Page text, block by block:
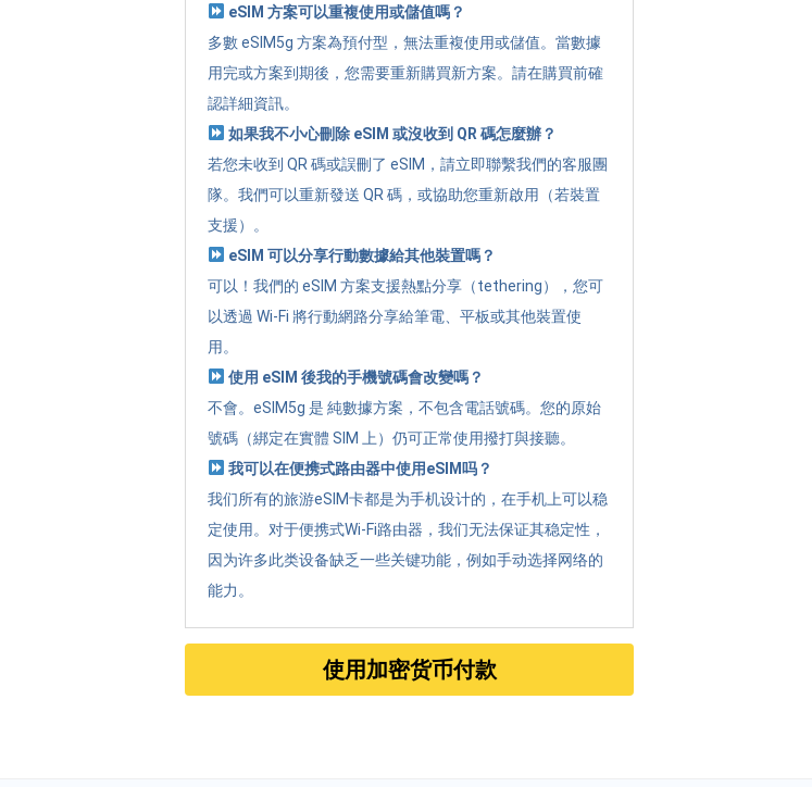
eSIM 方案可以重複使用或儲值嗎？
多數 eSIM5g 方案為預付型，無法重複使用或儲值。當數據
用完或方案到期後，您需要重新購買新方案。請在購買前確
認詳細資訊。
如果我不小心刪除 eSIM 或沒收到 QR 碼怎麼辦？
若您未收到 QR 碼或誤刪了 eSIM，請立即聯繫我們的客服團
隊。我們可以重新發送 QR 碼，或協助您重新啟用（若裝置
支援）。
eSIM 可以分享行動數據給其他裝置嗎？
可以！我們的 eSIM 方案支援熱點分享（tethering），您可
以透過 Wi-Fi 將行動網路分享給筆電、平板或其他裝置使
用。
使用 eSIM 後我的手機號碼會改變嗎？
不會。eSIM5g 是 純數據方案，不包含電話號碼。您的原始
號碼（綁定在實體 SIM 上）仍可正常使用撥打與接聽。
我可以在便携式路由器中使用eSIM吗？
我们所有的旅游eSIM卡都是为手机设计的，在手机上可以稳
定使用。对于便携式Wi-Fi路由器，我们无法保证其稳定性，
因为许多此类设备缺乏一些关键功能，例如手动选择网络的
能力。
使用加密货币付款